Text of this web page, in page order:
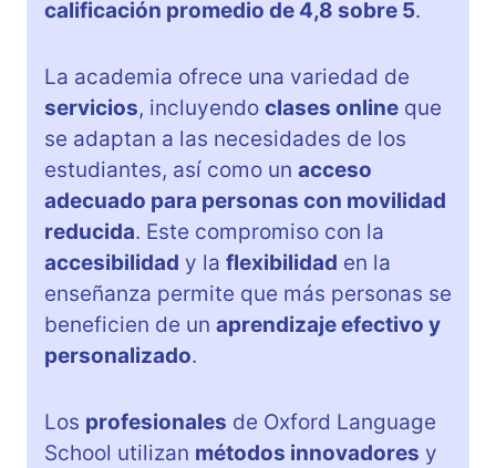
calificación promedio de 4,8 sobre 5.
La academia ofrece una variedad de
servicios, incluyendo clases online que
se adaptan a las necesidades de los
estudiantes, así como un acceso
adecuado para personas con movilidad
reducida. Este compromiso con la
accesibilidad y la flexibilidad en la
enseñanza permite que más personas se
beneficien de un aprendizaje efectivo y
personalizado.
Los profesionales de Oxford Language
School utilizan métodos innovadores y